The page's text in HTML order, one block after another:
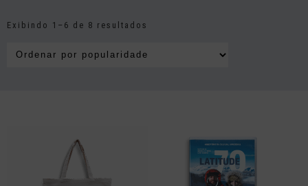
Exibindo 1–6 de 8 resultados